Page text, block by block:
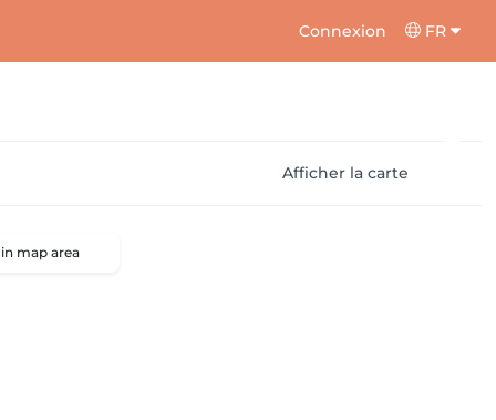
Connexion FR
Afficher la carte
map area